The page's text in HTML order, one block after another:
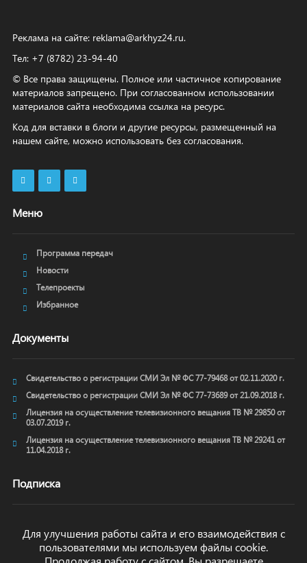
Реклама на сайте: reklama@arkhyz24.ru.
Тел: +7 (8782) 23‑94‑40
© Все права защищены. Полное или частичное копирование
материалов запрещено. При согласованном использовании
материалов сайта необходима ссылка на ресурс.
Код для вставки в блоги и другие ресурсы, размещенный на
нашем сайте, можно использовать без согласования.
Меню
Программа передач
Новости
Телепроекты
Избранное
Документы
Свидетельство о регистрации СМИ Эл № ФС 77-79468 от 02.11.2020 г.
Свидетельство о регистрации СМИ Эл № ФС 77-73689 от 21.09.2018 г.
Лицензия на осуществление телевизионного вещания ТВ № 29850 от
03.07.2019 г.
Лицензия на осуществление телевизионного вещания ТВ № 29241 от
11.04.2018 г.
Подписка
ОТПРАВИТЬ
Для улучшения работы сайта и его взаимодействия с
пользователями мы используем файлы cookie.